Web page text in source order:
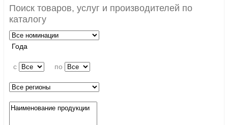
Поиск товаров, услуг и производителей по
каталогу
Года
c по